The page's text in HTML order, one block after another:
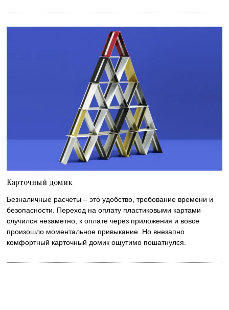
Карточный домик
Безналичные расчеты – это удобство, требование времени и
безопасности. Переход на оплату пластиковыми картами
случился незаметно, к оплате через приложения и вовсе
произошло моментальное привыкание. Но внезапно
комфортный карточный домик ощутимо пошатнулся.